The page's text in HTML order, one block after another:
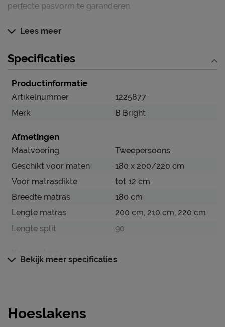
perfecte pasvorm te garanderen.
Dit hoeslaken blinkt uit in
schone was
Uitstekende pasvorm dankzij rekbaar jersey én
extra elastiek in de hoeken
Jersey voelt zacht en soepel aan
Kreukvrij door jersey weeftechniek
Geschikt voor toppers met een hoogte tot 12 cm
Fris slaapklimaat dankzij ventilerend katoen
Verzorging & Garantie
Je nieuwe hoeslaken wil je natuurlijk zo lang mogelijk
mooi én schoon houden. Alle schoonmaakinstructies,
vinden bij de kopjes ‘Onderhoud’ en ‘Goed om te weten’.
Lees meer
Specificaties
Productinformatie
Artikelnummer
1225877
Merk
B Bright
Afmetingen
Maatvoering
Tweepersoons
Geschikt voor maten
180 x 200/220 cm
Voor matrasdikte
tot 12 cm
Breedte matras
180 cm
Lengte matras
200 cm, 210 cm, 220 cm
Lengte split
90
Materiaal
Bekijk meer specificaties
Hoeslakens